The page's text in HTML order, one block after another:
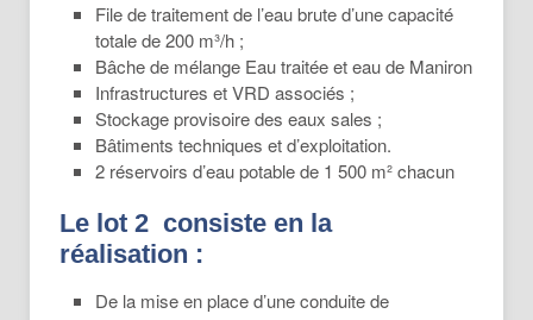
File de traitement de l’eau brute d’une capacité
totale de 200 m³/h ;
Bâche de mélange Eau traitée et eau de Maniron
Infrastructures et VRD associés ;
Stockage provisoire des eaux sales ;
Bâtiments techniques et d’exploitation.
2 réservoirs d’eau potable de 1 500 m² chacun
Le lot 2 consiste en la
réalisation :
De la mise en place d’une conduite de